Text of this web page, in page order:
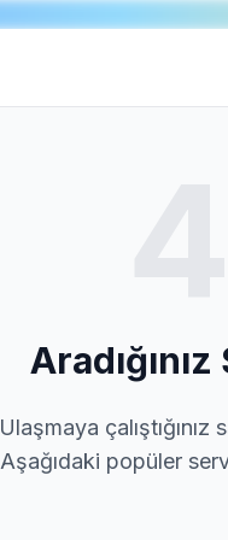
Ulaşmaya
Aşağıdaki popüler